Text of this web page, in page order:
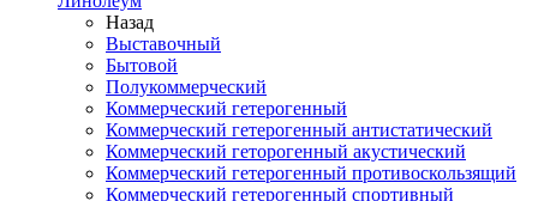
Назад
Выставочный
Бытовой
Полукоммерческий
Коммерческий гетерогенный
Коммерческий гетерогенный антистатический
Коммерческий геторогенный акустический
Коммерческий гетерогенный противоскользящий
Коммерческий гетерогенный спортивный